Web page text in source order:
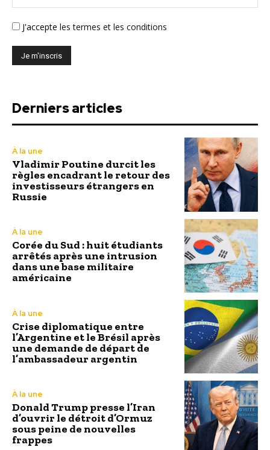
J'accepte les termes et les conditions
Derniers articles
À la une
Vladimir Poutine durcit les
règles encadrant le retour des
investisseurs étrangers en
Russie
À la une
Corée du Sud : huit étudiants
arrêtés après une intrusion
dans une base militaire
américaine
À la une
Crise diplomatique entre
l’Argentine et le Brésil après
une demande de départ de
l’ambassadeur argentin
À la une
Donald Trump presse l’Iran
d’ouvrir le détroit d’Ormuz
sous peine de nouvelles
frappes